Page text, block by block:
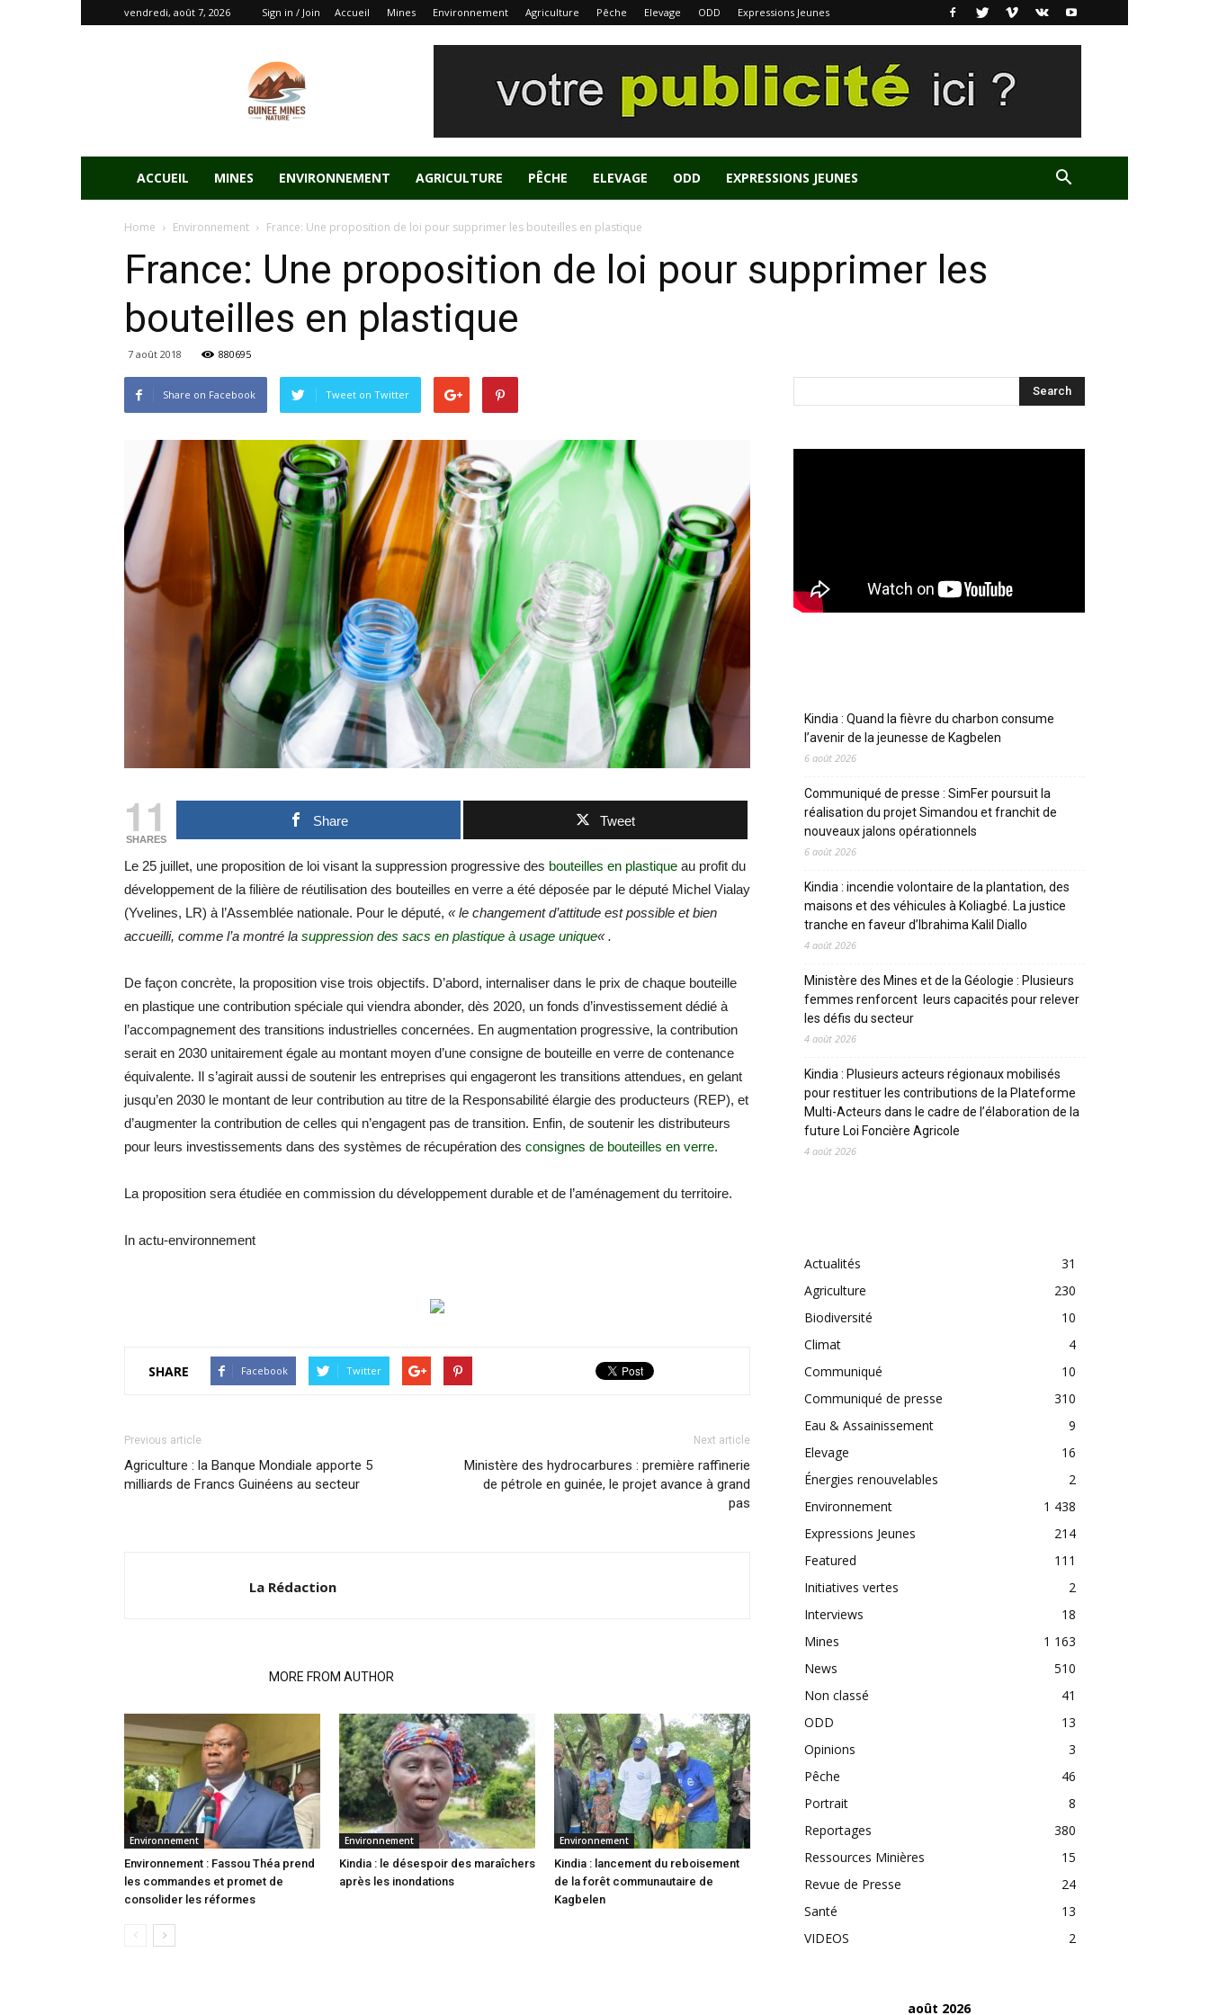
vendredi, août 7, 2026 Sign in / Join Accueil Mines Environnement Agriculture Pêche Elevage ODD Expressions Jeunes
ACCUEIL MINES ENVIRONNEMENT AGRICULTURE PÊCHE ELEVAGE ODD EXPRESSIONS JEUNES
Home Environnement France: Une proposition de loi pour supprimer les bouteilles en plastique
France: Une proposition de loi pour supprimer les
bouteilles en plastique
7 août 2018 880695
Share on Facebook Tweet on Twitter
11
SHARES
Share Tweet
Le 25 juillet, une proposition de loi visant la suppression progressive des bouteilles en plastique au profit du
développement de la filière de réutilisation des bouteilles en verre a été déposée par le député Michel Vialay
(Yvelines, LR) à l’Assemblée nationale. Pour le député, « le changement d’attitude est possible et bien
accueilli, comme l’a montré la suppression des sacs en plastique à usage unique« .
De façon concrète, la proposition vise trois objectifs. D’abord, internaliser dans le prix de chaque bouteille
en plastique une contribution spéciale qui viendra abonder, dès 2020, un fonds d’investissement dédié à
l’accompagnement des transitions industrielles concernées. En augmentation progressive, la contribution
serait en 2030 unitairement égale au montant moyen d’une consigne de bouteille en verre de contenance
équivalente. Il s’agirait aussi de soutenir les entreprises qui engageront les transitions attendues, en gelant
jusqu’en 2030 le montant de leur contribution au titre de la Responsabilité élargie des producteurs (REP), et
d’augmenter la contribution de celles qui n’engagent pas de transition. Enfin, de soutenir les distributeurs
pour leurs investissements dans des systèmes de récupération des consignes de bouteilles en verre.
La proposition sera étudiée en commission du développement durable et de l’aménagement du territoire.
In actu-environnement
SHARE Facebook Twitter
Previous article
Agriculture : la Banque Mondiale apporte 5
milliards de Francs Guinéens au secteur
Next article
Ministère des hydrocarbures : première raffinerie
de pétrole en guinée, le projet avance à grand
pas
La Rédaction
MORE FROM AUTHOR
Environnement
Environnement : Fassou Théa prend
les commandes et promet de
consolider les réformes
Environnement
Kindia : le désespoir des maraîchers
après les inondations
Environnement
Kindia : lancement du reboisement
de la forêt communautaire de
Kagbelen
Kindia : Quand la fièvre du charbon consume
l’avenir de la jeunesse de Kagbelen
6 août 2026
Communiqué de presse : SimFer poursuit la
réalisation du projet Simandou et franchit de
nouveaux jalons opérationnels
6 août 2026
Kindia : incendie volontaire de la plantation, des
maisons et des véhicules à Koliagbé. La justice
tranche en faveur d’Ibrahima Kalil Diallo
4 août 2026
Ministère des Mines et de la Géologie : Plusieurs
femmes renforcent leurs capacités pour relever
les défis du secteur
4 août 2026
Kindia : Plusieurs acteurs régionaux mobilisés
pour restituer les contributions de la Plateforme
Multi-Acteurs dans le cadre de l’élaboration de la
future Loi Foncière Agricole
4 août 2026
Actualités
31
Agriculture
230
Biodiversité
10
Climat
4
Communiqué
10
Communiqué de presse
310
Eau & Assainissement
9
Elevage
16
Énergies renouvelables
2
Environnement
1 438
Expressions Jeunes
214
Featured
111
Initiatives vertes
2
Interviews
18
Mines
1 163
News
510
Non classé
41
ODD
13
Opinions
3
Pêche
46
Portrait
8
Reportages
380
Ressources Minières
15
Revue de Presse
24
Santé
13
VIDEOS
2
août 2026